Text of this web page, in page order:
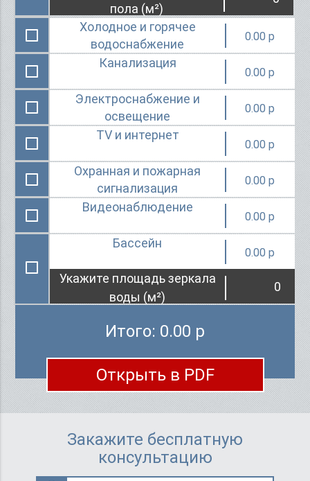
пола (м²)
Холодное и горячее
водоснабжение
0.00
Канализация
0.00
Электроснабжение и
освещение
0.00
TV и интернет
0.00
Охранная и пожарная
сигнализация
0.00
Видеонаблюдение
0.00
Бассейн
0.00
Укажите площадь зеркала
воды (м²)
Итого: 0.00
Открыть в PDF
Закажите бесплатную
консультацию